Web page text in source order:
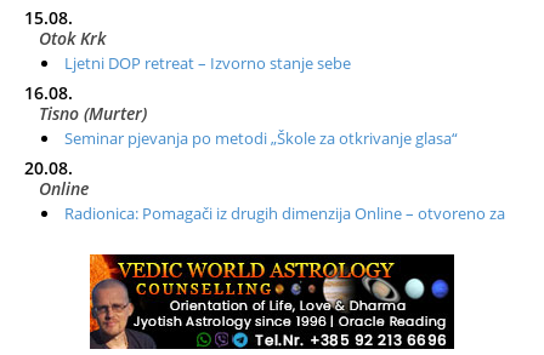
15.08.
Otok Krk
Ljetni DOP retreat – Izvorno stanje sebe
16.08.
Tisno (Murter)
Seminar pjevanja po metodi „Škole za otkrivanje glasa“
20.08.
Online
Radionica: Pomagači iz drugih dimenzija Online – otvoreno za
Zagreb+Online
Osnovni ThetaHealing® tečaj, Zagreb i Online